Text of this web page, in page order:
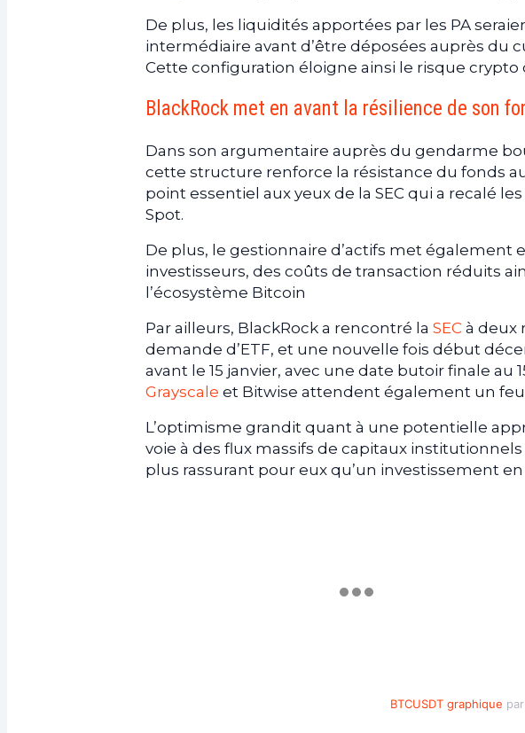
De plus, les liquidités apportées par les PA
intermédiaire avant d’être déposées auprès du
Cette configuration éloigne ainsi le risque
BlackRock met en avant la résilience de son
Dans son argumentaire auprès du gendarme
cette structure renforce la résistance du fonds
point essentiel aux yeux de la SEC qui a recalé
Spot.
De plus, le gestionnaire d’actifs met
investisseurs, des coûts de transaction réduits
l’écosystème Bitcoin
Par ailleurs, BlackRock a rencontré la SEC à deux
demande d’ETF, et une nouvelle fois début
avant le 15 janvier, avec une date butoir finale au
Grayscale et Bitwise attendent également un feu
L’optimisme grandit quant à une potentielle
voie à des flux massifs de capitaux
plus rassurant pour eux qu’un investissement
BTCUSDT graphique